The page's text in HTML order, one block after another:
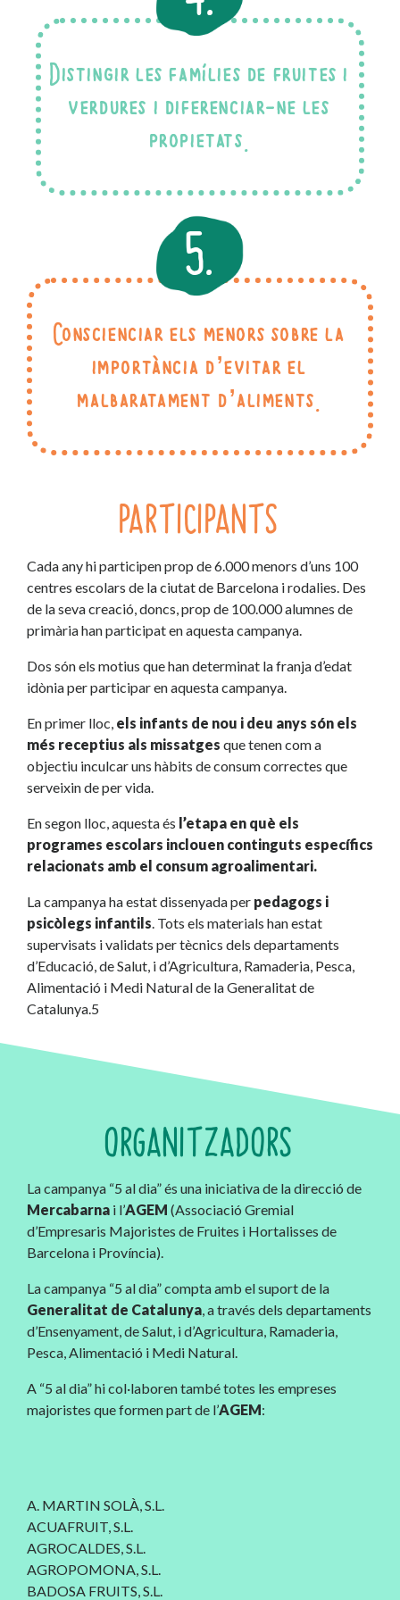
Distingir les famílies de fruites i
verdures i diferenciar-ne les
propietats.
5.
Conscienciar els menors sobre la
importància d’evitar el
malbaratament d’aliments.
PARTICIPANTS
Cada any hi participen prop de 6.000 menors d’uns 100
centres escolars de la ciutat de Barcelona i rodalies. Des
de la seva creació, doncs, prop de 100.000 alumnes de
primària han participat en aquesta campanya.
Dos són els motius que han determinat la franja d’edat
idònia per participar en aquesta campanya.
En primer lloc, els infants de nou i deu anys són els
més receptius als missatges que tenen com a
objectiu inculcar uns hàbits de consum correctes que
serveixin de per vida.
En segon lloc, aquesta és l’etapa en què els
programes escolars inclouen continguts específics
relacionats amb el consum agroalimentari.
La campanya ha estat dissenyada per pedagogs i
psicòlegs infantils. Tots els materials han estat
supervisats i validats per tècnics dels departaments
d’Educació, de Salut, i d’Agricultura, Ramaderia, Pesca,
Alimentació i Medi Natural de la Generalitat de
Catalunya.5
ORGANITZADORS
La campanya “5 al dia” és una iniciativa de la direcció de
Mercabarna i l’AGEM (Associació Gremial
d’Empresaris Majoristes de Fruites i Hortalisses de
Barcelona i Província).
La campanya “5 al dia” compta amb el suport de la
Generalitat de Catalunya, a través dels departaments
d’Ensenyament, de Salut, i d’Agricultura, Ramaderia,
Pesca, Alimentació i Medi Natural.
A “5 al dia” hi col·laboren també totes les empreses
majoristes que formen part de l’AGEM:
A. MARTIN SOLÀ, S.L.
ACUAFRUIT, S.L.
AGROCALDES, S.L.
AGROPOMONA, S.L.
BADOSA FRUITS, S.L.